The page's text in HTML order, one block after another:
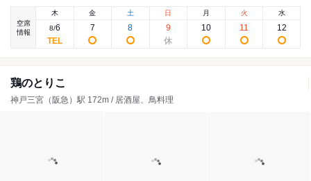
空席
情報
木
8/6
金
7
土
8
日
9
月
10
火
11
水
12
鶏のとりこ
神戸三宮（阪急）駅 172m / 居酒屋、鳥料理